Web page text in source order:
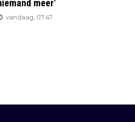
meer'
vandaag, 07:47